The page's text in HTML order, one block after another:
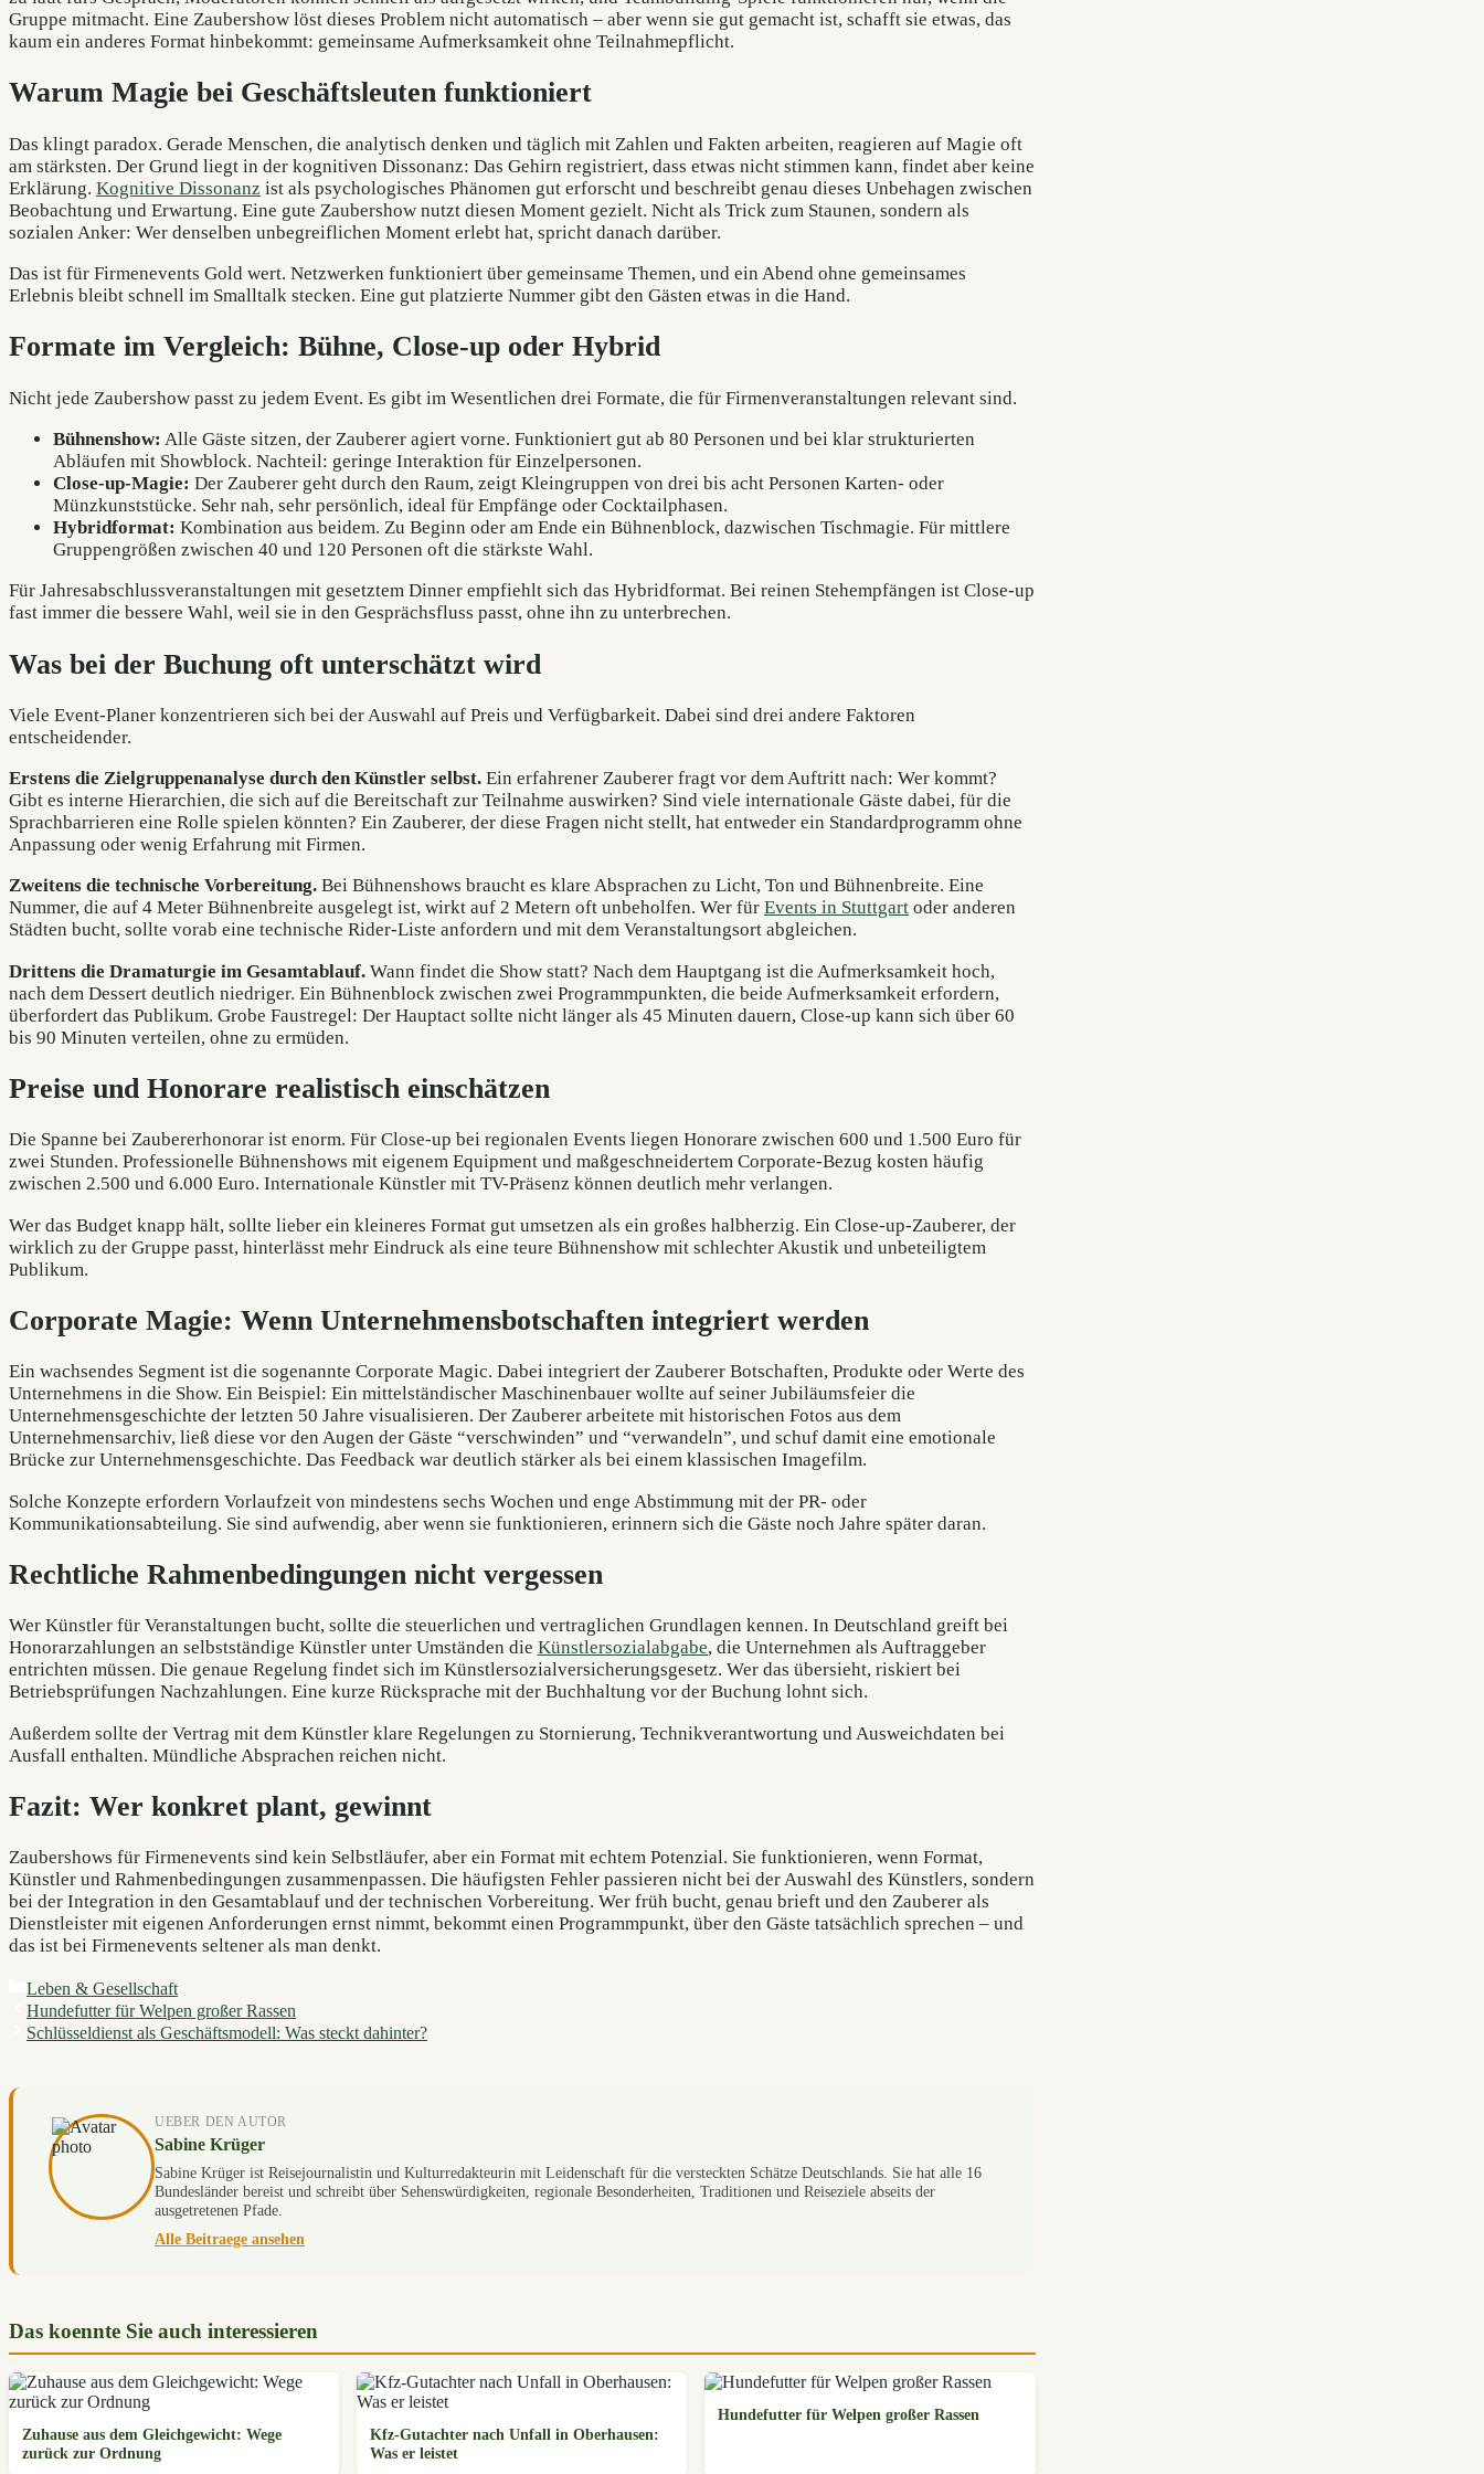
Gruppe mitmacht. Eine Zaubershow löst dieses Problem nicht automatisch – aber wenn sie gut gemacht ist, schafft sie etwas, das
kaum ein anderes Format hinbekommt: gemeinsame Aufmerksamkeit ohne Teilnahmepflicht.
Warum Magie bei Geschäftsleuten funktioniert
Das klingt paradox. Gerade Menschen, die analytisch denken und täglich mit Zahlen und Fakten arbeiten, reagieren auf Magie oft
am stärksten. Der Grund liegt in der kognitiven Dissonanz: Das Gehirn registriert, dass etwas nicht stimmen kann, findet aber keine
Erklärung. Kognitive Dissonanz ist als psychologisches Phänomen gut erforscht und beschreibt genau dieses Unbehagen zwischen
Beobachtung und Erwartung. Eine gute Zaubershow nutzt diesen Moment gezielt. Nicht als Trick zum Staunen, sondern als
sozialen Anker: Wer denselben unbegreiflichen Moment erlebt hat, spricht danach darüber.
Das ist für Firmenevents Gold wert. Netzwerken funktioniert über gemeinsame Themen, und ein Abend ohne gemeinsames
Erlebnis bleibt schnell im Smalltalk stecken. Eine gut platzierte Nummer gibt den Gästen etwas in die Hand.
Formate im Vergleich: Bühne, Close-up oder Hybrid
Nicht jede Zaubershow passt zu jedem Event. Es gibt im Wesentlichen drei Formate, die für Firmenveranstaltungen relevant sind.
Bühnenshow: Alle Gäste sitzen, der Zauberer agiert vorne. Funktioniert gut ab 80 Personen und bei klar strukturierten
Abläufen mit Showblock. Nachteil: geringe Interaktion für Einzelpersonen.
Close-up-Magie: Der Zauberer geht durch den Raum, zeigt Kleingruppen von drei bis acht Personen Karten- oder
Münzkunststücke. Sehr nah, sehr persönlich, ideal für Empfänge oder Cocktailphasen.
Hybridformat: Kombination aus beidem. Zu Beginn oder am Ende ein Bühnenblock, dazwischen Tischmagie. Für mittlere
Gruppengrößen zwischen 40 und 120 Personen oft die stärkste Wahl.
Für Jahresabschlussveranstaltungen mit gesetztem Dinner empfiehlt sich das Hybridformat. Bei reinen Stehempfängen ist Close-up
fast immer die bessere Wahl, weil sie in den Gesprächsfluss passt, ohne ihn zu unterbrechen.
Was bei der Buchung oft unterschätzt wird
Viele Event-Planer konzentrieren sich bei der Auswahl auf Preis und Verfügbarkeit. Dabei sind drei andere Faktoren
entscheidender.
Erstens die Zielgruppenanalyse durch den Künstler selbst. Ein erfahrener Zauberer fragt vor dem Auftritt nach: Wer kommt?
Gibt es interne Hierarchien, die sich auf die Bereitschaft zur Teilnahme auswirken? Sind viele internationale Gäste dabei, für die
Sprachbarrieren eine Rolle spielen könnten? Ein Zauberer, der diese Fragen nicht stellt, hat entweder ein Standardprogramm ohne
Anpassung oder wenig Erfahrung mit Firmen.
Zweitens die technische Vorbereitung. Bei Bühnenshows braucht es klare Absprachen zu Licht, Ton und Bühnenbreite. Eine
Nummer, die auf 4 Meter Bühnenbreite ausgelegt ist, wirkt auf 2 Metern oft unbeholfen. Wer für Events in Stuttgart oder anderen
Städten bucht, sollte vorab eine technische Rider-Liste anfordern und mit dem Veranstaltungsort abgleichen.
Drittens die Dramaturgie im Gesamtablauf. Wann findet die Show statt? Nach dem Hauptgang ist die Aufmerksamkeit hoch,
nach dem Dessert deutlich niedriger. Ein Bühnenblock zwischen zwei Programmpunkten, die beide Aufmerksamkeit erfordern,
überfordert das Publikum. Grobe Faustregel: Der Hauptact sollte nicht länger als 45 Minuten dauern, Close-up kann sich über 60
bis 90 Minuten verteilen, ohne zu ermüden.
Preise und Honorare realistisch einschätzen
Die Spanne bei Zaubererhonorar ist enorm. Für Close-up bei regionalen Events liegen Honorare zwischen 600 und 1.500 Euro für
zwei Stunden. Professionelle Bühnenshows mit eigenem Equipment und maßgeschneidertem Corporate-Bezug kosten häufig
zwischen 2.500 und 6.000 Euro. Internationale Künstler mit TV-Präsenz können deutlich mehr verlangen.
Wer das Budget knapp hält, sollte lieber ein kleineres Format gut umsetzen als ein großes halbherzig. Ein Close-up-Zauberer, der
wirklich zu der Gruppe passt, hinterlässt mehr Eindruck als eine teure Bühnenshow mit schlechter Akustik und unbeteiligtem
Publikum.
Corporate Magie: Wenn Unternehmensbotschaften integriert werden
Ein wachsendes Segment ist die sogenannte Corporate Magic. Dabei integriert der Zauberer Botschaften, Produkte oder Werte des
Unternehmens in die Show. Ein Beispiel: Ein mittelständischer Maschinenbauer wollte auf seiner Jubiläumsfeier die
Unternehmensgeschichte der letzten 50 Jahre visualisieren. Der Zauberer arbeitete mit historischen Fotos aus dem
Unternehmensarchiv, ließ diese vor den Augen der Gäste “verschwinden” und “verwandeln”, und schuf damit eine emotionale
Brücke zur Unternehmensgeschichte. Das Feedback war deutlich stärker als bei einem klassischen Imagefilm.
Solche Konzepte erfordern Vorlaufzeit von mindestens sechs Wochen und enge Abstimmung mit der PR- oder
Kommunikationsabteilung. Sie sind aufwendig, aber wenn sie funktionieren, erinnern sich die Gäste noch Jahre später daran.
Rechtliche Rahmenbedingungen nicht vergessen
Wer Künstler für Veranstaltungen bucht, sollte die steuerlichen und vertraglichen Grundlagen kennen. In Deutschland greift bei
Honorarzahlungen an selbstständige Künstler unter Umständen die Künstlersozialabgabe, die Unternehmen als Auftraggeber
entrichten müssen. Die genaue Regelung findet sich im Künstlersozialversicherungsgesetz. Wer das übersieht, riskiert bei
Betriebsprüfungen Nachzahlungen. Eine kurze Rücksprache mit der Buchhaltung vor der Buchung lohnt sich.
Außerdem sollte der Vertrag mit dem Künstler klare Regelungen zu Stornierung, Technikverantwortung und Ausweichdaten bei
Ausfall enthalten. Mündliche Absprachen reichen nicht.
Fazit: Wer konkret plant, gewinnt
Zaubershows für Firmenevents sind kein Selbstläufer, aber ein Format mit echtem Potenzial. Sie funktionieren, wenn Format,
Künstler und Rahmenbedingungen zusammenpassen. Die häufigsten Fehler passieren nicht bei der Auswahl des Künstlers, sondern
bei der Integration in den Gesamtablauf und der technischen Vorbereitung. Wer früh bucht, genau brieft und den Zauberer als
Dienstleister mit eigenen Anforderungen ernst nimmt, bekommt einen Programmpunkt, über den Gäste tatsächlich sprechen – und
das ist bei Firmenevents seltener als man denkt.
Categories
Leben & Gesellschaft
Hundefutter für Welpen großer Rassen
Schlüsseldienst als Geschäftsmodell: Was steckt dahinter?
UEBER DEN AUTOR
Sabine Krüger
Sabine Krüger ist Reisejournalistin und Kulturredakteurin mit Leidenschaft für die versteckten Schätze Deutschlands. Sie hat alle 16
Bundesländer bereist und schreibt über Sehenswürdigkeiten, regionale Besonderheiten, Traditionen und Reiseziele abseits der
ausgetretenen Pfade.
Alle Beitraege ansehen
Das koennte Sie auch interessieren
Zuhause aus dem Gleichgewicht: Wege
zurück zur Ordnung
Kfz-Gutachter nach Unfall in Oberhausen:
Was er leistet
Hundefutter für Welpen großer Rassen